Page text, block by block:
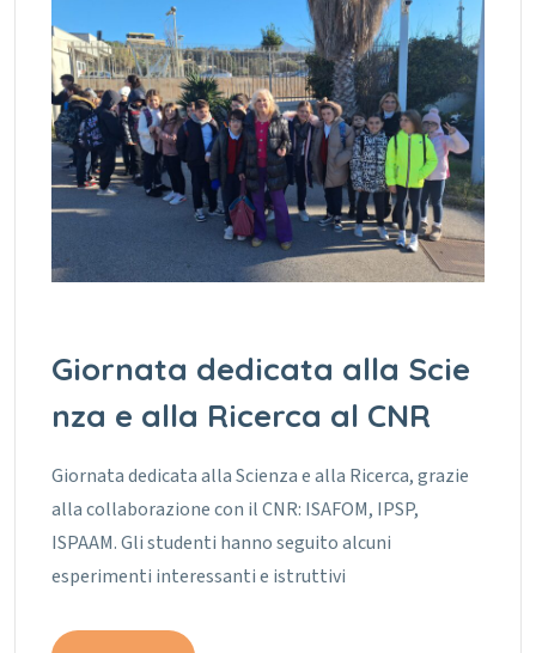
Giornata dedicata alla Scie
nza e alla Ricerca al CNR
Giornata dedicata alla Scienza e alla Ricerca, grazie
alla collaborazione con il CNR: ISAFOM, IPSP,
ISPAAM. Gli studenti hanno seguito alcuni
esperimenti interessanti e istruttivi